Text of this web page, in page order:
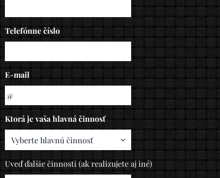
Telefónne číslo
E-mail
Ktorá je vaša hlavná činnosť
Uveď ďalšie činnosti (ak realizujete aj iné)